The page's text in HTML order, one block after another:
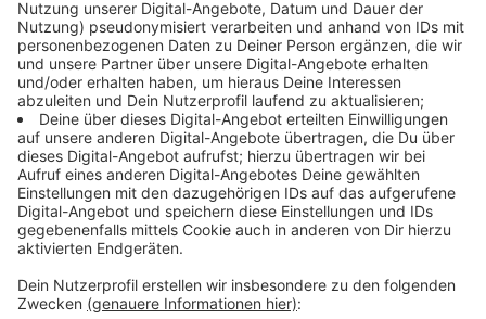
Immer auf dem Laufenden
bleiben!
Verpass' nichts mehr - mit unserem kostenlosen
ANTENNE BAYERN Newsletter. Ob Nachrichten,
Lifestyle oder unsere neuesten Aktionen - wir